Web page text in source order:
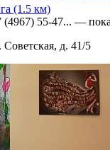
(1.5 км)
(4967) 55-47... —
Советская, д. 41/5